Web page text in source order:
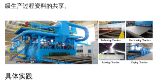
级生产过程资料的共享。
具体实践